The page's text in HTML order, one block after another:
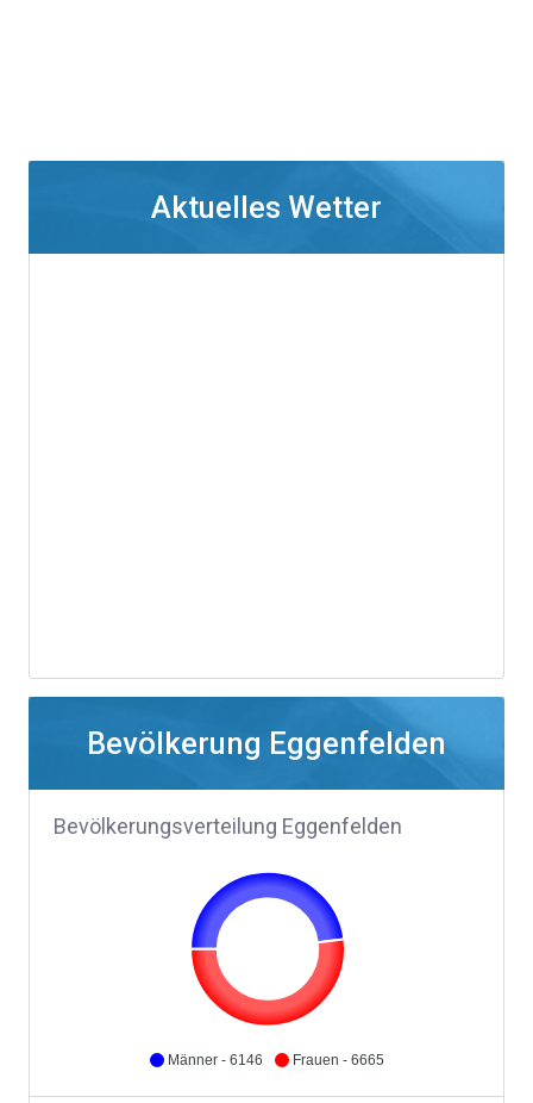
Aktuelles Wetter
Bevölkerung Eggenfelden
Bevölkerungsverteilung Eggenfelden
Männer - 6146 Frauen - 6665